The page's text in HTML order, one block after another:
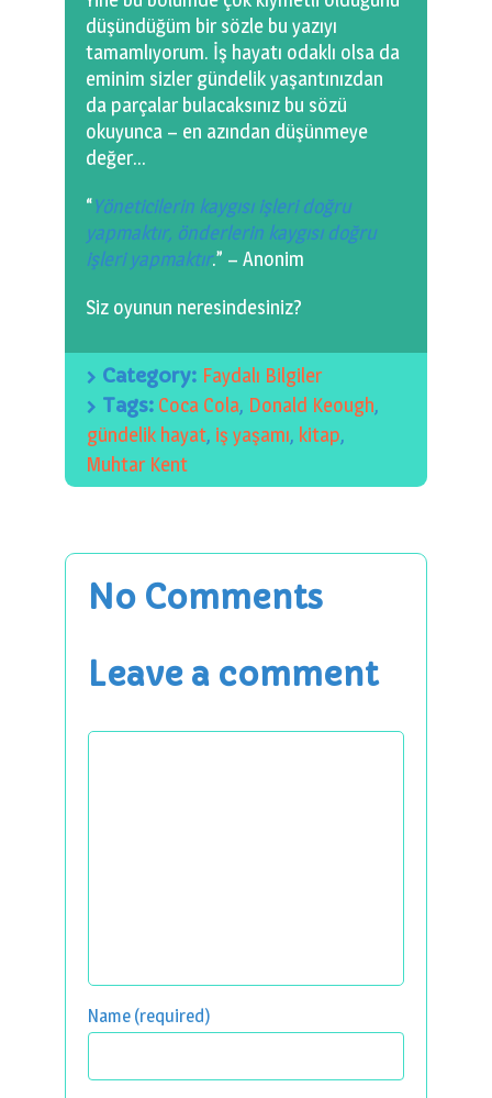
düşündüğüm bir sözle bu yazıyı
tamamlıyorum. İş hayatı odaklı olsa da
eminim sizler gündelik yaşantınızdan
da parçalar bulacaksınız bu sözü
okuyunca – en azından düşünmeye
değer…
“Yöneticilerin kaygısı işleri doğru
yapmaktır, önderlerin kaygısı doğru
işleri yapmaktır.” – Anonim
Siz oyunun neresindesiniz?
Category: Faydalı Bilgiler
Tags: Coca Cola, Donald Keough,
gündelik hayat, iş yaşamı, kitap,
Muhtar Kent
No Comments
Leave a comment
Name (required)